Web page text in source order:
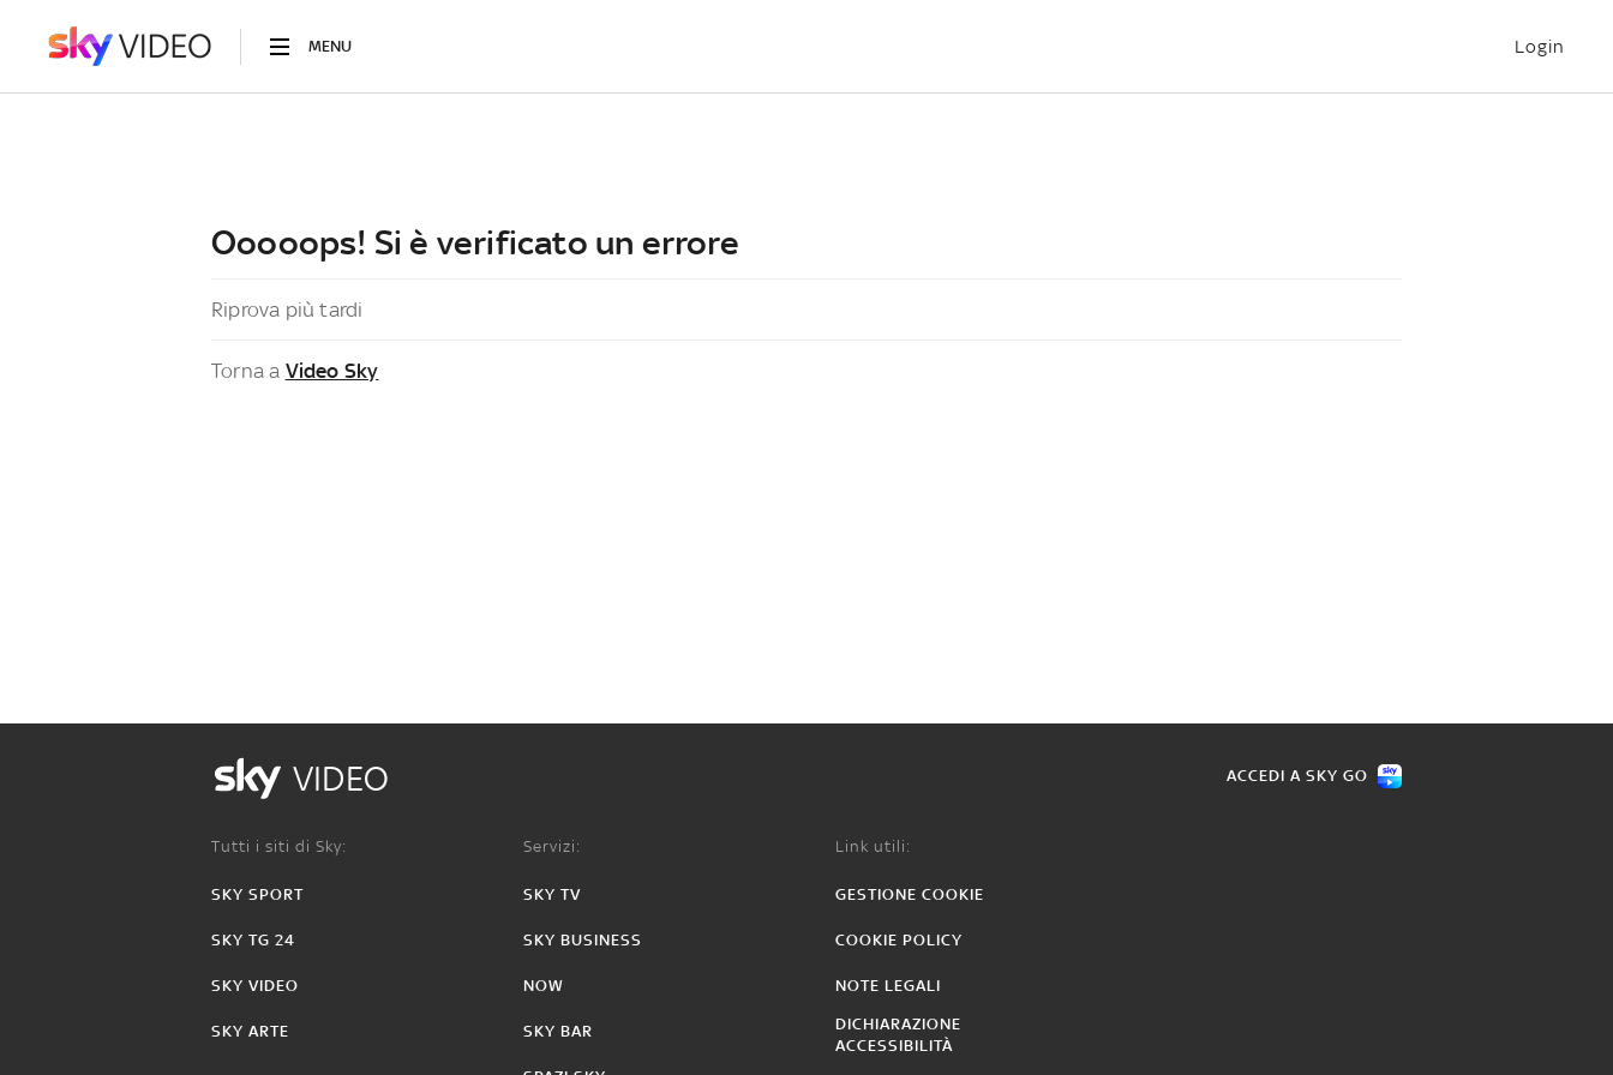
MENU Login
Ooooops! Si è verificato un errore
Riprova più tardi
Torna a Video Sky
VIDEO ACCEDI A SKY GO
Tutti i siti di Sky:
SKY SPORT
SKY TG 24
SKY VIDEO
SKY ARTE
Servizi:
SKY TV
SKY BUSINESS
NOW
SKY BAR
Link utili:
GESTIONE COOKIE
COOKIE POLICY
NOTE LEGALI
DICHIARAZIONE
ACCESSIBILITÀ